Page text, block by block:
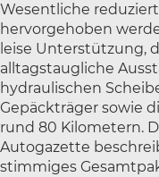
Wesentliche
hervorgehoben
leise Unterstützung,
alltagstaugliche
hydraulischen
Gepäckträger sowie
rund 80 Kilometern.
Autogazette
stimmiges